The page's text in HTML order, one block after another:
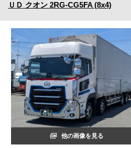
ＵＤ クオン 2RG-CG5FA (8x4)
他の画像を見る